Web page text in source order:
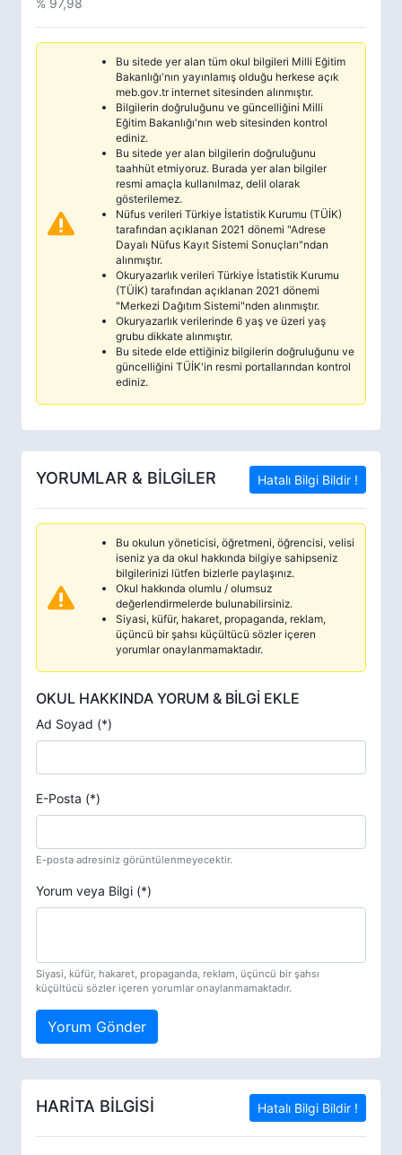
% 97,98
Bu sitede yer alan tüm okul bilgileri Milli Eğitim
Bakanlığı'nın yayınlamış olduğu herkese açık
meb.gov.tr internet sitesinden alınmıştır.
Bilgilerin doğruluğunu ve güncelliğini Milli
Eğitim Bakanlığı'nın web sitesinden kontrol
ediniz.
Bu sitede yer alan bilgilerin doğruluğunu
taahhüt etmiyoruz. Burada yer alan bilgiler
resmi amaçla kullanılmaz, delil olarak
gösterilemez.
Nüfus verileri Türkiye İstatistik Kurumu (TÜİK)
tarafından açıklanan 2021 dönemi "Adrese
Dayalı Nüfus Kayıt Sistemi Sonuçları"ndan
alınmıştır.
Okuryazarlık verileri Türkiye İstatistik Kurumu
(TÜİK) tarafından açıklanan 2021 dönemi
"Merkezi Dağıtım Sistemi"nden alınmıştır.
Okuryazarlık verilerinde 6 yaş ve üzeri yaş
grubu dikkate alınmıştır.
Bu sitede elde ettiğiniz bilgilerin doğruluğunu ve
güncelliğini TÜİK'in resmi portallarından kontrol
ediniz.
YORUMLAR & BİLGİLER Hatalı Bilgi Bildir !
Bu okulun yöneticisi, öğretmeni, öğrencisi, velisi
iseniz ya da okul hakkında bilgiye sahipseniz
bilgilerinizi lütfen bizlerle paylaşınız.
Okul hakkında olumlu / olumsuz
değerlendirmelerde bulunabilirsiniz.
Siyasi, küfür, hakaret, propaganda, reklam,
üçüncü bir şahsı küçültücü sözler içeren
yorumlar onaylanmamaktadır.
OKUL HAKKINDA YORUM & BİLGİ EKLE
Ad Soyad (*)
E-Posta (*)
E-posta adresiniz görüntülenmeyecektir.
Yorum veya Bilgi (*)
Siyasi, küfür, hakaret, propaganda, reklam, üçüncü bir şahsı
küçültücü sözler içeren yorumlar onaylanmamaktadır.
Yorum Gönder
HARİTA BİLGİSİ Hatalı Bilgi Bildir !